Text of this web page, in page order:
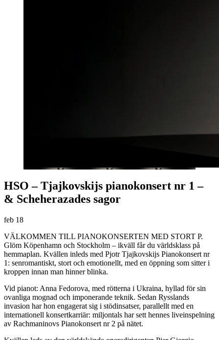
HSO – Tjajkovskijs pianokonsert nr 1 –
& Scheherazades sagor
feb 18
VÄLKOMMEN TILL PIANOKONSERTEN MED STORT P.
Glöm Köpenhamn och Stockholm – ikväll får du världsklass på
hemmaplan. Kvällen inleds med Pjotr Tjajkovskijs Pianokonsert nr
1: senromantiskt, stort och emotionellt, med en öppning som sitter i
kroppen innan man hinner blinka.
Vid pianot: Anna Fedorova, med rötterna i Ukraina, hyllad för sin
ovanliga mognad och imponerande teknik. Sedan Rysslands
invasion har hon engagerat sig i stödinsatser, parallellt med en
internationell konsertkarriär: miljontals har sett hennes liveinspelning
av Rachmaninovs Pianokonsert nr 2 på nätet.